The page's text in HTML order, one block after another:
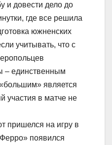
и довести дело до
где все решила
южненских
учитывать, что с
– единственным
является
участия в матче не
пришелся на игру в
появился